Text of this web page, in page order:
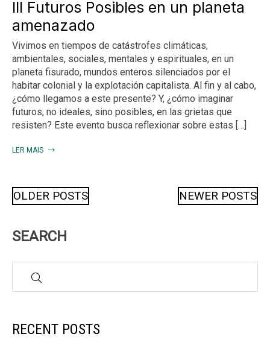
III Futuros Posibles en un planeta
amenazado
Vivimos en tiempos de catástrofes climáticas,
ambientales, sociales, mentales y espirituales, en un
planeta fisurado, mundos enteros silenciados por el
habitar colonial y la explotación capitalista. Al fin y al cabo,
¿cómo llegamos a este presente? Y, ¿cómo imaginar
futuros, no ideales, sino posibles, en las grietas que
resisten? Este evento busca reflexionar sobre estas […]
LER MAIS
Posts
OLDER POSTS NEWER POSTS
SEARCH
RECENT POSTS